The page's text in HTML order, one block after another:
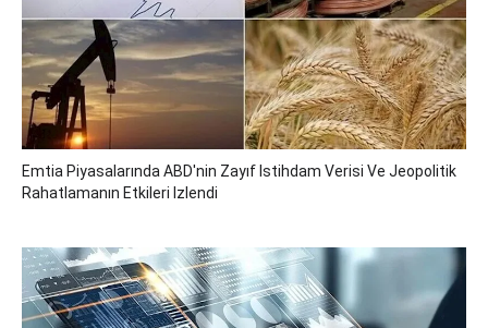
Emtia Piyasalarında ABD'nin Zayıf Istihdam Verisi Ve Jeopolitik
Rahatlamanın Etkileri Izlendi